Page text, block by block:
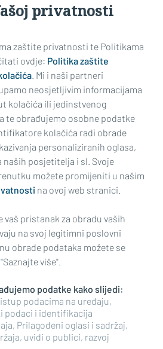
Politika privatnosti
Pritužbe Suradnici
privatnosti
zaštite privatnosti te Politikama
ovdje: Politika zaštite
. Mi i naši partneri
neosjetljivim informacijama
kolačića ili jedinstvenog
te obrađujemo osobne podatke
kolačića radi obrade
personaliziranih oglasa,
posjetitelja i sl. Svoje
možete promijeniti u našim
na ovoj web stranici.
vaš pristanak za obradu vaših
na svoj legitimni poslovni
obrade podataka možete se
više".
podatke kako slijedi:
podacima na uređaju,
podaci i identifikacija
Prilagođeni oglasi i sadržaj,
uvidi o publici, razvoj